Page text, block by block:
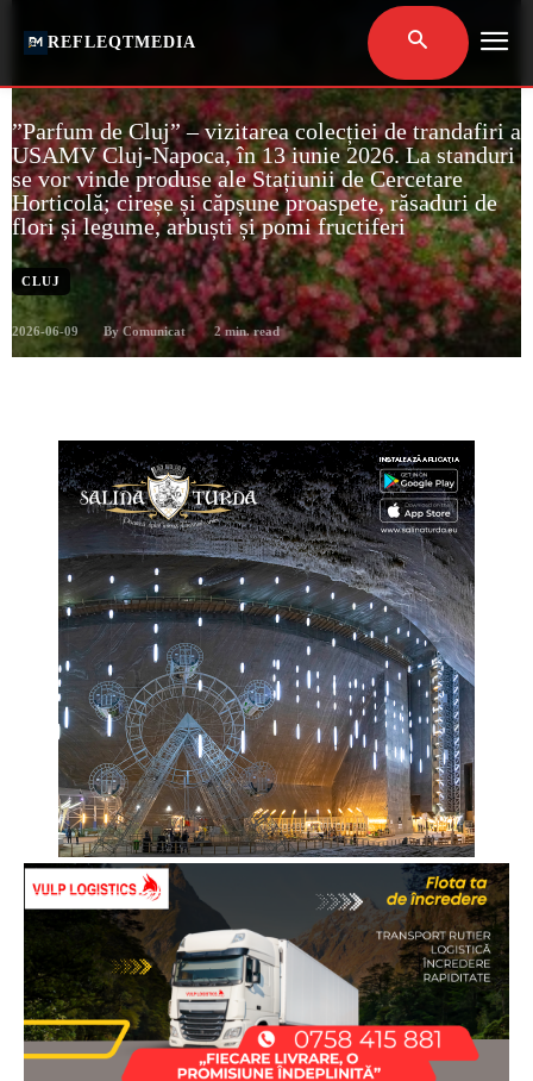
REFLEQTMEDIA
”Parfum de Cluj” – vizitarea colecției de trandafiri a
USAMV Cluj-Napoca, în 13 iunie 2026. La standuri
se vor vinde produse ale Stațiunii de Cercetare
Horticolă; cireșe și căpșune proaspete, răsaduri de
flori și legume, arbuști și pomi fructiferi
CLUJ
2026-06-09 By Comunicat 2min. read